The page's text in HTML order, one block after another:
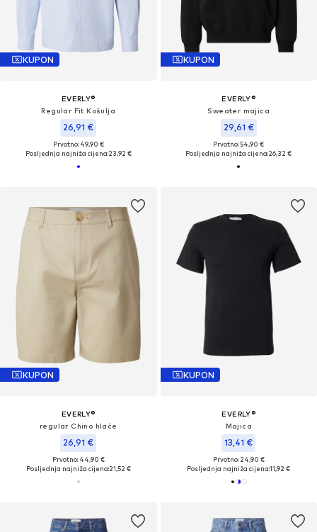
KUPON
EVERLY®
Regular Fit Košulja
26,91 €
Prvotno: 49,90 €
Posljednja najniža cijena:23,92 €
KUPON
EVERLY®
Sweater majica
29,61 €
Prvotno: 54,90 €
Posljednja najniža cijena:26,32 €
KUPON
EVERLY®
regular Chino hlače
26,91 €
Prvotno: 44,90 €
Posljednja najniža cijena:21,52 €
KUPON
EVERLY®
Majica
13,41 €
Prvotno: 24,90 €
Posljednja najniža cijena:11,92 €